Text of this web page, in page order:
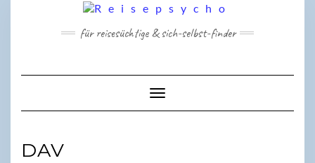
für reisesüchtige & sich-selbst-finder
Toggle Navigation
DAV